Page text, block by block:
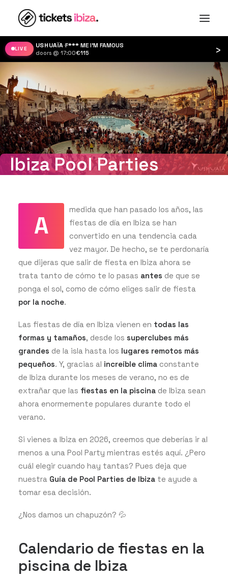
GET THE APP
LIVE ›
Ibiza Pool Parties
A
medida que han pasado los años, las
fiestas de día en Ibiza se han
convertido en una tendencia cada
vez mayor. De hecho, se te perdonaría
que dijeras que salir de fiesta en Ibiza ahora se
trata tanto de cómo te lo pasas antes de que se
ponga el sol, como de cómo eliges salir de fiesta
por la noche.
Las fiestas de día en Ibiza vienen en todas las
formas y tamaños, desde los superclubes más
grandes de la isla hasta los lugares remotos más
pequeños. Y, gracias al increíble clima constante
de Ibiza durante los meses de verano, no es de
extrañar que las fiestas en la piscina de Ibiza sean
ahora enormemente populares durante todo el
verano.
Si vienes a Ibiza en 2026, creemos que deberías ir al
menos a una Pool Party mientras estés aquí. ¿Pero
cuál elegir cuando hay tantas? Pues deja que
nuestra Guía de Pool Parties de Ibiza te ayude a
tomar esa decisión.
¿Nos damos un chapuzón? 💦
Calendario de fiestas en la
piscina de Ibiza